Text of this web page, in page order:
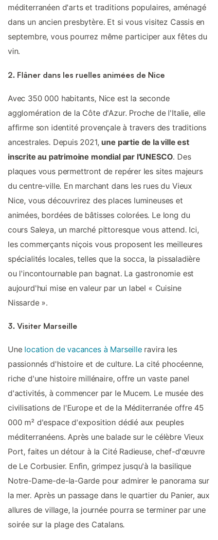
méditerranéen d'arts et traditions populaires, aménagé
dans un ancien presbytère. Et si vous visitez Cassis en
septembre, vous pourrez même participer aux fêtes du
vin.
2. Flâner dans les ruelles animées de Nice
Avec 350 000 habitants, Nice est la seconde
agglomération de la Côte d'Azur. Proche de l'Italie, elle
affirme son identité provençale à travers des traditions
ancestrales. Depuis 2021, une partie de la ville est
inscrite au patrimoine mondial par l'UNESCO. Des
plaques vous permettront de repérer les sites majeurs
du centre-ville. En marchant dans les rues du Vieux
Nice, vous découvrirez des places lumineuses et
animées, bordées de bâtisses colorées. Le long du
cours Saleya, un marché pittoresque vous attend. Ici,
les commerçants niçois vous proposent les meilleures
spécialités locales, telles que la socca, la pissaladière
ou l'incontournable pan bagnat. La gastronomie est
aujourd'hui mise en valeur par un label « Cuisine
Nissarde ».
3. Visiter Marseille
Une location de vacances à Marseilleravira les
passionnés d'histoire et de culture. La cité phocéenne,
riche d'une histoire millénaire, offre un vaste panel
d'activités, à commencer par le Mucem. Le musée des
civilisations de l'Europe et de la Méditerranée offre 45
000 m² d'espace d'exposition dédié aux peuples
méditerranéens. Après une balade sur le célèbre Vieux
Port, faites un détour à la Cité Radieuse, chef-d'œuvre
de Le Corbusier. Enfin, grimpez jusqu'à la basilique
Notre-Dame-de-la-Garde pour admirer le panorama sur
la mer. Après un passage dans le quartier du Panier, aux
allures de village, la journée pourra se terminer par une
soirée sur la plage des Catalans.